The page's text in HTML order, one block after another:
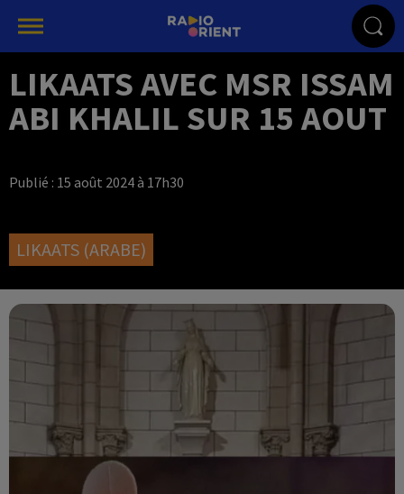
LIKAATS AVEC MSR ISSAM
ABI KHALIL SUR 15 AOUT
Publié : 15 août 2024 à 17h30
LIKAATS (ARABE)